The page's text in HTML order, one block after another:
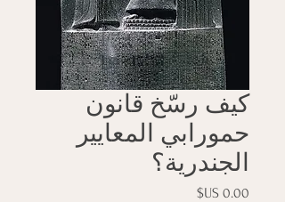
كيف رسّخ قانون
حمورابي المعايير
الجندرية؟
السعر